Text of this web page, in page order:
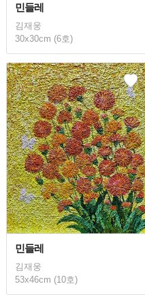
민들레
김재웅
30x30cm (6호)
민들레
김재웅
53x46cm (10호)